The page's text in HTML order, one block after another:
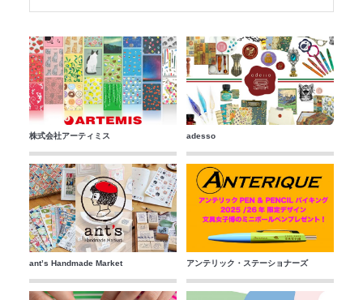
株式会社アーティミス adesso
ant’s Handmade Market アンテリック・ステーショナーズ